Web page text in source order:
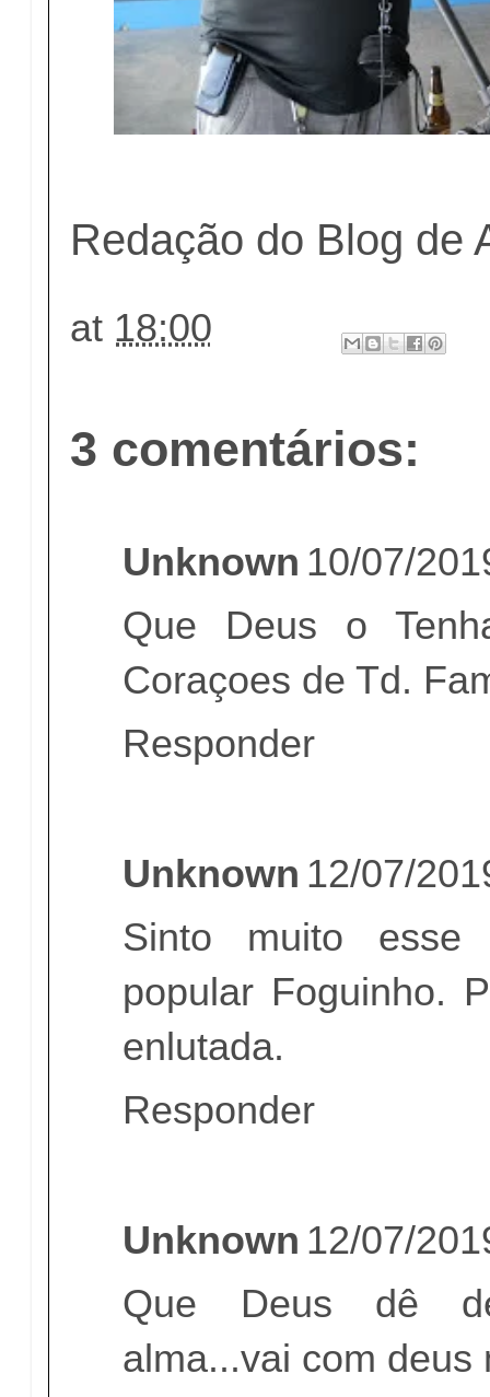
Redação do Blog de
at 18:00
3 comentários:
Unknown 10/07/
Que Deus o
Coraçoes de Td.
Responder
Unknown 12/07/
Sinto muito
popular Foguinho.
enlutada.
Responder
Unknown 12/07/
Que Deus dê
alma...vai com deus